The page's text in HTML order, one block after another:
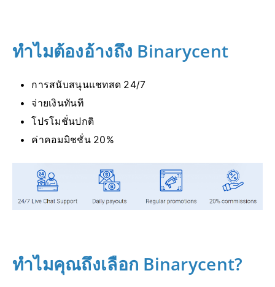
ทำไมต้องอ้างถึง Binarycent
การสนับสนุนแชทสด 24/7
จ่ายเงินทันที
โปรโมชั่นปกติ
ค่าคอมมิชชั่น 20%
ทำไมคุณถึงเลือก Binarycent?